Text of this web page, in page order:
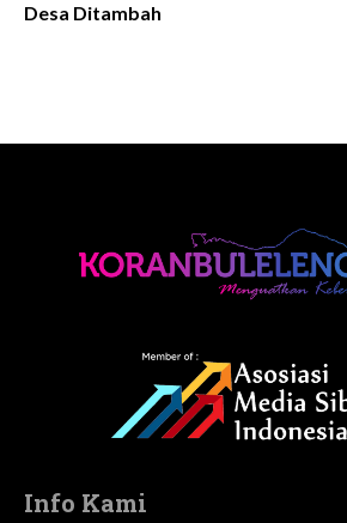
Desa Ditambah
Info Kami